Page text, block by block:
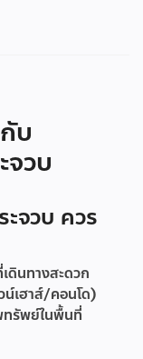
บ
วบ
จวบ ควร
ดินทางสะดวก
น์เฮาส์/คอนโด)
ทรัพย์ในพื้นที่